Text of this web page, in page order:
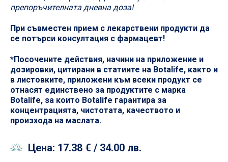
препоръчителната дневна доза!
При съвместен прием с лекарствени продукти да
се потърси консултация с фармацевт!
*Посочените действия, начини на приложение и
дозировки, цитирани в статиите на Botalife, както и
в листовките, приложени към всеки продукт се
отнасят единствено за продуктите с марка
Botalife, за които Botalife гарантира за
концентрацията, чистотата, качеството и
произхода на маслата.
Цена: 17.38 € / 34.00 лв.